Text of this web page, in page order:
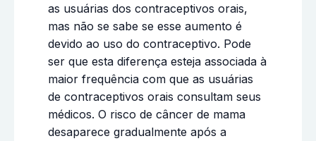
as usuárias dos contraceptivos orais,
mas não se sabe se esse aumento é
devido ao uso do contraceptivo. Pode
ser que esta diferença esteja associada à
maior frequência com que as usuárias
de contraceptivos orais consultam seus
médicos. O risco de câncer de mama
desaparece gradualmente após a